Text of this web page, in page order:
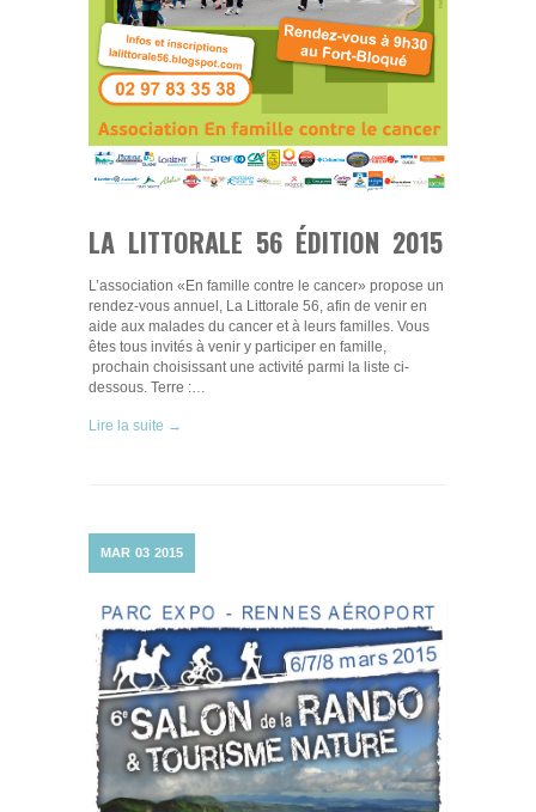
LA LITTORALE 56 ÉDITION 2015
L’association «En famille contre le cancer» propose un
rendez-vous annuel, La Littorale 56, afin de venir en
aide aux malades du cancer et à leurs familles. Vous
êtes tous invités à venir y participer en famille,
prochain choisissant une activité parmi la liste ci-
dessous. Terre :…
Lire la suite →
MAR 03 2015